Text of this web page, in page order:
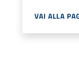
VAI ALLA